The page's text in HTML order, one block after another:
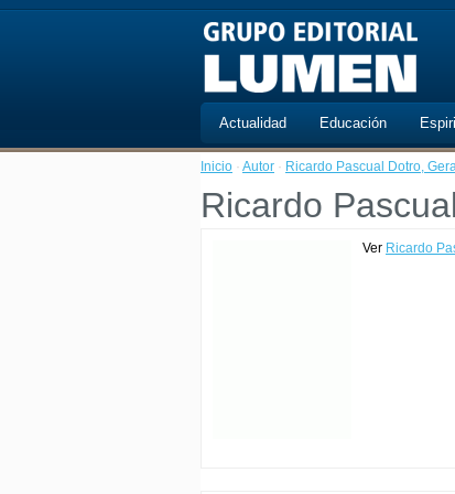
Actualidad Educación
Inicio · Autor · Ricardo Pascual Dotro,
Ricardo
Ver Ricardo